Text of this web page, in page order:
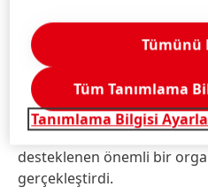
oranında çok güçlü bir
koydu. Çamaşır iş kolunda,
kategorisindeki çift haneli
büyüme kaydedildi. Ev
‘Tuvalet Bakım’
ve ‘Bulaşık’
desteklenen önemli bir
gerçekleştirdi.
Tanımlama Bilgisi
Tümünü
Tüm Tanımlama